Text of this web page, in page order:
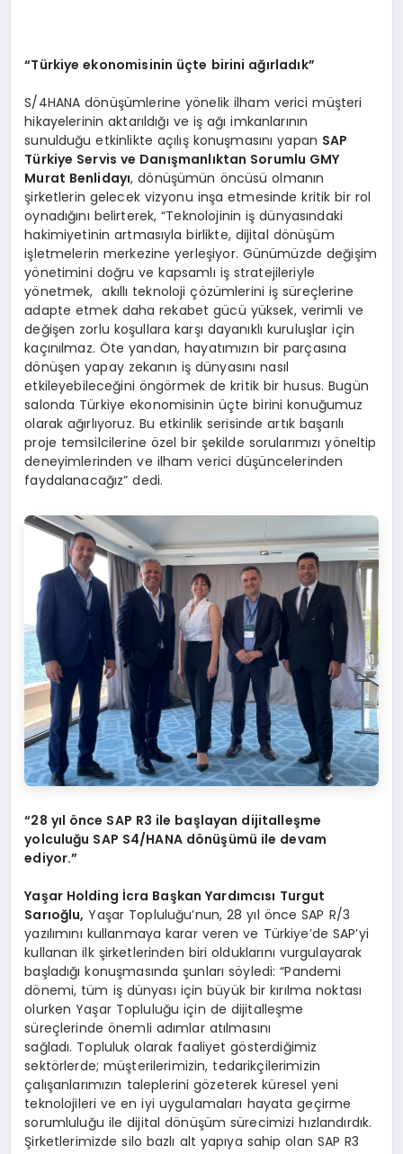
“Türkiye ekonomisinin üçte birini ağırladık”
S/4HANA dönüşümlerine yönelik ilham verici müşteri
hikayelerinin aktarıldığı ve iş ağı imkanlarının
sunulduğu etkinlikte açılış konuşmasını yapan SAP
Türkiye Servis ve Danışmanlıktan Sorumlu GMY
Murat Benlidayı, dönüşümün öncüsü olmanın
şirketlerin gelecek vizyonu inşa etmesinde kritik bir rol
oynadığını belirterek, “Teknolojinin iş dünyasındaki
hakimiyetinin artmasıyla birlikte, dijital dönüşüm
işletmelerin merkezine yerleşiyor. Günümüzde değişim
yönetimini doğru ve kapsamlı iş stratejileriyle
yönetmek, akıllı teknoloji çözümlerini iş süreçlerine
adapte etmek daha rekabet gücü yüksek, verimli ve
değişen zorlu koşullara karşı dayanıklı kuruluşlar için
kaçınılmaz. Öte yandan, hayatımızın bir parçasına
dönüşen yapay zekanın iş dünyasını nasıl
etkileyebileceğini öngörmek de kritik bir husus. Bugün
salonda Türkiye ekonomisinin üçte birini konuğumuz
olarak ağırlıyoruz. Bu etkinlik serisinde artık başarılı
proje temsilcilerine özel bir şekilde sorularımızı yöneltip
deneyimlerinden ve ilham verici düşüncelerinden
faydalanacağız” dedi.
“28 yıl önce SAP R3 ile başlayan dijitalleşme
yolculuğu SAP S4/HANA dönüşümü ile devam
ediyor.”
Yaşar Holding İcra Başkan Yardımcısı Turgut
Sarıoğlu, Yaşar Topluluğu’nun, 28 yıl önce SAP R/3
yazılımını kullanmaya karar veren ve Türkiye’de SAP’yi
kullanan ilk şirketlerinden biri olduklarını vurgulayarak
başladığı konuşmasında şunları söyledi: “Pandemi
dönemi, tüm iş dünyası için büyük bir kırılma noktası
olurken Yaşar Topluluğu için de dijitalleşme
süreçlerinde önemli adımlar atılmasını
sağladı. Topluluk olarak faaliyet gösterdiğimiz
sektörlerde; müşterilerimizin, tedarikçilerimizin
çalışanlarımızın taleplerini gözeterek küresel yeni
teknolojileri ve en iyi uygulamaları hayata geçirme
sorumluluğu ile dijital dönüşüm sürecimizi hızlandırdık.
Şirketlerimizde silo bazlı alt yapıya sahip olan SAP R3